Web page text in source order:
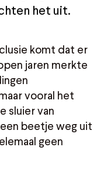
het uit.
komt dat er
jaren merkte
vooral het
sluier van
beetje weg uit
geen